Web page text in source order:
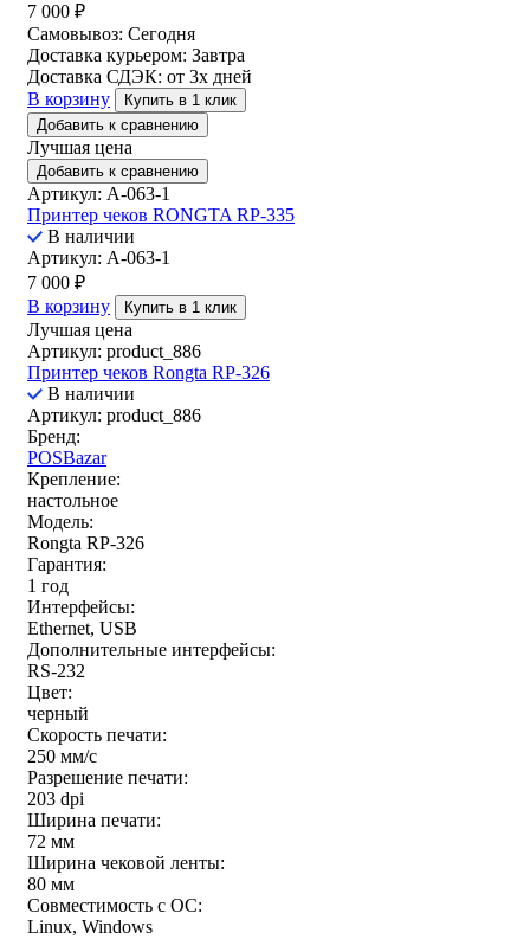
7 000 ₽
Самовывоз: Сегодня
Доставка курьером: Завтра
Доставка СДЭК: от 3х дней
В корзину
Купить в 1 клик
Добавить к сравнению
Лучшая цена
Добавить к сравнению
Артикул: A-063-1
Принтер чеков RONGTA RP-335
В наличии
Артикул: A-063-1
7 000 ₽
В корзину
Купить в 1 клик
Лучшая цена
Артикул: product_886
Принтер чеков Rongta RP-326
В наличии
Артикул: product_886
Бренд:
POSBazar
Крепление:
настольное
Модель:
Rongta RP-326
Гарантия:
1 год
Интерфейсы:
Ethernet, USB
Дополнительные интерфейсы:
RS-232
Цвет:
черный
Скорость печати:
250 мм/c
Разрешение печати:
203 dpi
Ширина печати:
72 мм
Ширина чековой ленты:
80 мм
Совместимость с ОС:
Linux, Windows